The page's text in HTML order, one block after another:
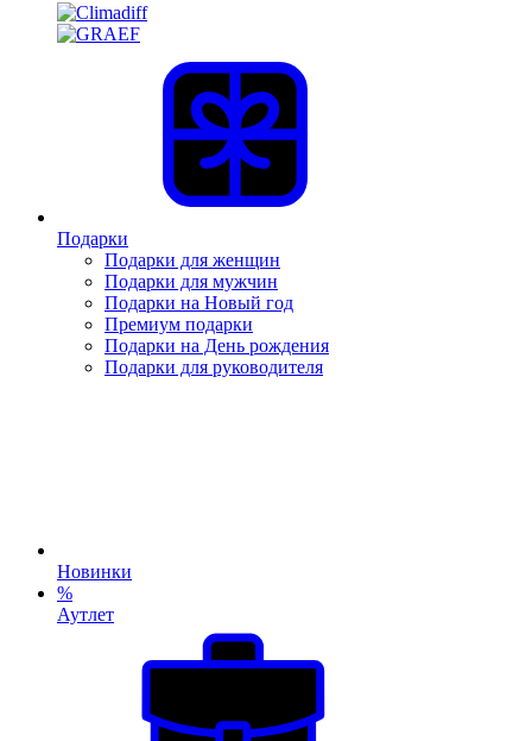
Подарки
Подарки для женщин
Подарки для мужчин
Подарки на Новый год
Премиум подарки
Подарки на День рождения
Подарки для руководителя
Новинки
%
Аутлет